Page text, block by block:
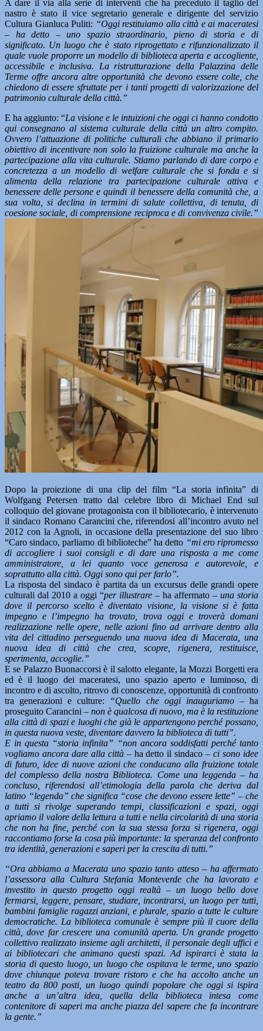
A dare il via alla serie di interventi che ha preceduto il taglio del
nastro è stato il vice segretario generale e dirigente del servizio
Cultura Gianluca Puliti: “Oggi restituiamo alla città e ai maceratesi
– ha detto – uno spazio straordinario, pieno di storia e di
significato. Un luogo che è stato riprogettato e rifunzionalizzato il
quale vuole proporre un modello di biblioteca aperta e accogliente,
accessibile e inclusiva. La ristrutturazione della Palazzina delle
Terme offre ancora altre opportunità che devono essere colte, che
chiedono di essere sfruttate per i tanti progetti di valorizzazione del
patrimonio culturale della città.”
E ha aggiunto: “La visione e le intuizioni che oggi ci hanno condotto
qui consegnano al sistema culturale della città un altro compito.
Ovvero l’attuazione di politiche culturali che abbiano il primario
obiettivo di incentivare non solo la fruizione culturale ma anche la
partecipazione alla vita culturale. Stiamo parlando di dare corpo e
concretezza a un modello di welfare culturale che si fonda e si
alimenta della relazione tra partecipazione culturale attiva e
benessere delle persone e quindi il benessere della comunità che, a
sua volta, si declina in termini di salute collettiva, di tenuta, di
coesione sociale, di comprensione reciproca e di convivenza civile.”
Dopo la proiezione di una clip del film “La storia infinita” di
Wolfgang Petersen tratto dal celebre libro di Michael End sul
colloquio del giovane protagonista con il bibliotecario, è intervenuto
il sindaco Romano Carancini che, riferendosi all’incontro avuto nel
2012 con la Agnoli, in occasione della presentazione del suo libro
“Caro sindaco, parliamo di biblioteche” ha detto “mi ero ripromesso
di accogliere i suoi consigli e di dare una risposta a me come
amministratore, a lei quanto voce generosa e autorevole, e
soprattutto alla città. Oggi sono qui per farlo”.
La risposta del sindaco è partita da un excursus delle grandi opere
culturali dal 2010 a oggi “per illustrare – ha affermato – una storia
dove il percorso scelto è diventato visione, la visione si è fatta
impegno e l’impegno ha trovato, trova oggi e troverà domani
realizzazione nelle opere, nelle azioni fino ad arrivare dentro alla
vita del cittadino perseguendo una nuova idea di Macerata, una
nuova idea di città che crea, scopre, rigenera, restituisce,
sperimenta, accoglie.”
E se Palazzo Buonaccorsi è il salotto elegante, la Mozzi Borgetti era
ed è il luogo dei maceratesi, uno spazio aperto e luminoso, di
incontro e di ascolto, ritrovo di conoscenze, opportunità di confronto
tra generazioni e culture: “Quello che oggi inauguriamo –ha
proseguito Carancini – non è qualcosa di nuovo, ma è la restituzione
alla città di spazi e luoghi che già le appartengono perché possano,
in questa nuova veste, diventare davvero la biblioteca di tutti”.
E in questa “storia infinita” “non ancora soddisfatti perché tanto
vogliamo ancora dare alla città –ha detto il sindaco– ci sono idee
di futuro, idee di nuove azioni che conducano alla fruizione totale
del complesso della nostra Biblioteca. Come una leggenda – ha
concluso, riferendosi all’etimologia della parola che deriva dal
latino “legenda” che significa “cose che devono essere lette” – che
a tutti si rivolge superando tempi, classificazioni e spazi, oggi
apriamo il valore della lettura a tutti e nella circolarità di una storia
che non ha fine, perché con la sua stessa forza si rigenera, oggi
raccontiamo forse la cosa più importante: la speranza del confronto
tra identità, generazioni e saperi per la crescita di tutti.”
“Ora abbiamo a Macerata uno spazio tanto atteso – ha affermato
l’assessora alla Cultura Stefania Monteverde che ha lavorato e
investito in questo progetto oggi realtà – un luogo bello dove
fermarsi, leggere, pensare, studiare, incontrarsi, un luogo per tutti,
bambini famiglie ragazzi anziani, e plurale, spazio a tutte le culture
democratiche. La biblioteca comunale è sempre più il cuore della
città, dove far crescere una comunità aperta. Un grande progetto
collettivo realizzato insieme agli architetti, il personale degli uffici e
ai bibliotecari che animano questi spazi. Ad ispirarci è stata la
storia di questo luogo, un luogo che ospitava le terme, uno spazio
dove chiunque poteva trovare ristoro e che ha accolto anche un
teatro da 800 posti, un luogo quindi popolare che oggi si ispira
anche a un’altra idea, quella della biblioteca intesa come
contenitore di saperi ma anche piazza del sapere che fa incontrare
la gente.”